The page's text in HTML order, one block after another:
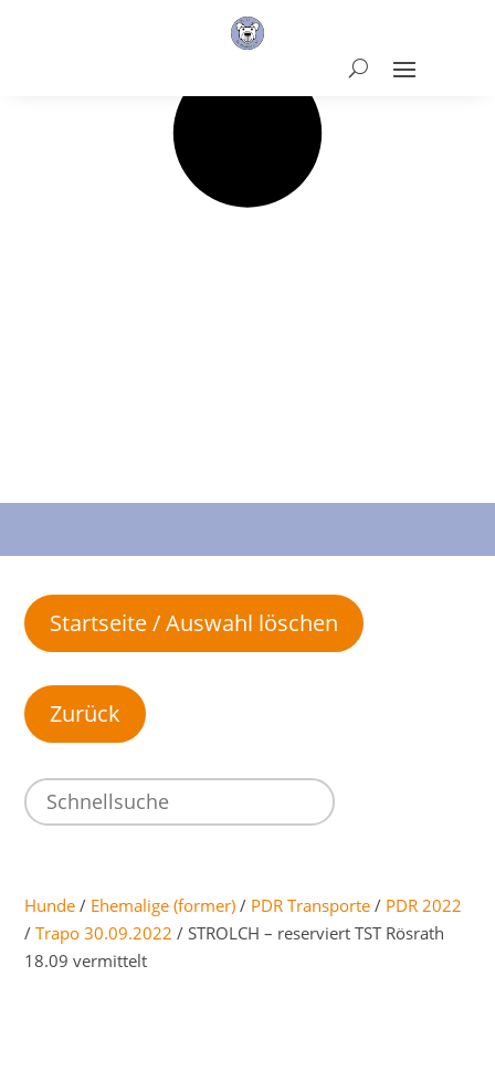
Startseite / Auswahl löschen
Hunde / Ehemalige (former) / PDR Transporte / PDR 2022
/Trapo 30.09.2022 / STROLCH – reserviert TST Rösrath
18.09 vermittelt